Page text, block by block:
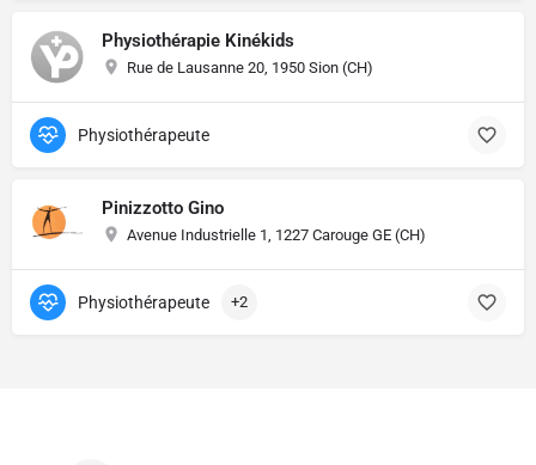
Physiothérapie Kinékids
Rue de Lausanne 20, 1950 Sion (CH)
Physiothérapeute
Pinizzotto Gino
Avenue Industrielle 1, 1227 Carouge GE (CH)
Physiothérapeute +2